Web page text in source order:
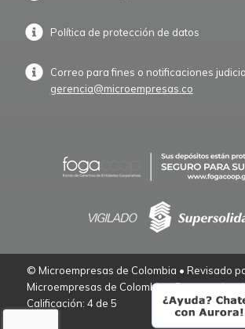
Política de protección de datos
Correo para fines o notificaciones
gerencia@microempresas.co
© Microempresas de Colombia • Revisado
Microempresas de Colombia – Empresarios
Calificación: 4 de 5